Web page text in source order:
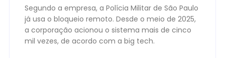
Segundo a empresa, a Polícia Militar de São Paulo
já usa o bloqueio remoto. Desde o meio de 2025,
a corporação acionou o sistema mais de cinco
mil vezes, de acordo com a big tech.